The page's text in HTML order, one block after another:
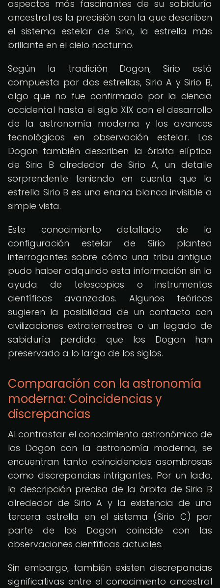
aspectos más fascinantes de su sabiduría
ancestral es la precisión con la que describen
el sistema estelar de Sirio, la estrella más
brillante en el cielo nocturno.
Según la tradición Dogon, Sirio está
compuesta por dos estrellas, Sirio A y Sirio B,
algo que no fue confirmado por la ciencia
occidental hasta el siglo XIX con el desarrollo
de la astronomía moderna y los avances
tecnológicos en observación estelar. Los
Dogon también describen la órbita elíptica
de Sirio B alrededor de Sirio A, un detalle
sorprendente teniendo en cuenta que la
estrella Sirio B es una enana blanca invisible a
simple vista.
Este conocimiento detallado de la
configuración estelar de Sirio plantea
interrogantes sobre cómo una tribu antigua
pudo haber adquirido esta información sin la
ayuda de telescopios o instrumentos
científicos avanzados. Algunos teóricos
sugieren la posibilidad de un contacto con
civilizaciones extraterrestres o un legado de
sabiduría perdida que los Dogon han
preservado a lo largo de los siglos.
Comparación con la astronomía
moderna: Coincidencias y
discrepancias
Al contrastar el conocimiento astronómico de
los Dogon con la astronomía moderna, se
encuentran tanto coincidencias asombrosas
como discrepancias intrigantes. Por un lado,
la descripción precisa de la órbita de Sirio B
alrededor de Sirio A y la existencia de una
tercera estrella en el sistema (Sirio C) por
parte de los Dogon coincide con las
observaciones científicas actuales.
Sin embargo, también existen discrepancias
significativas entre el conocimiento ancestral